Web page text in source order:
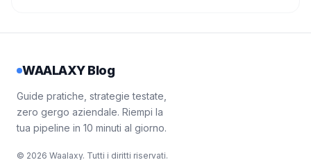
WAALAXY Blog
Guide pratiche, strategie testate,
zero gergo aziendale. Riempi la
tua pipeline in 10 minuti al giorno.
© 2026 Waalaxy. Tutti i diritti riservati.